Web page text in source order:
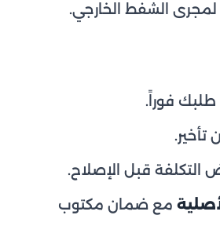
الشفط الخارجي.
فوراً.
تأخير.
قبل الإصلاح.
مع ضمان مكتوب